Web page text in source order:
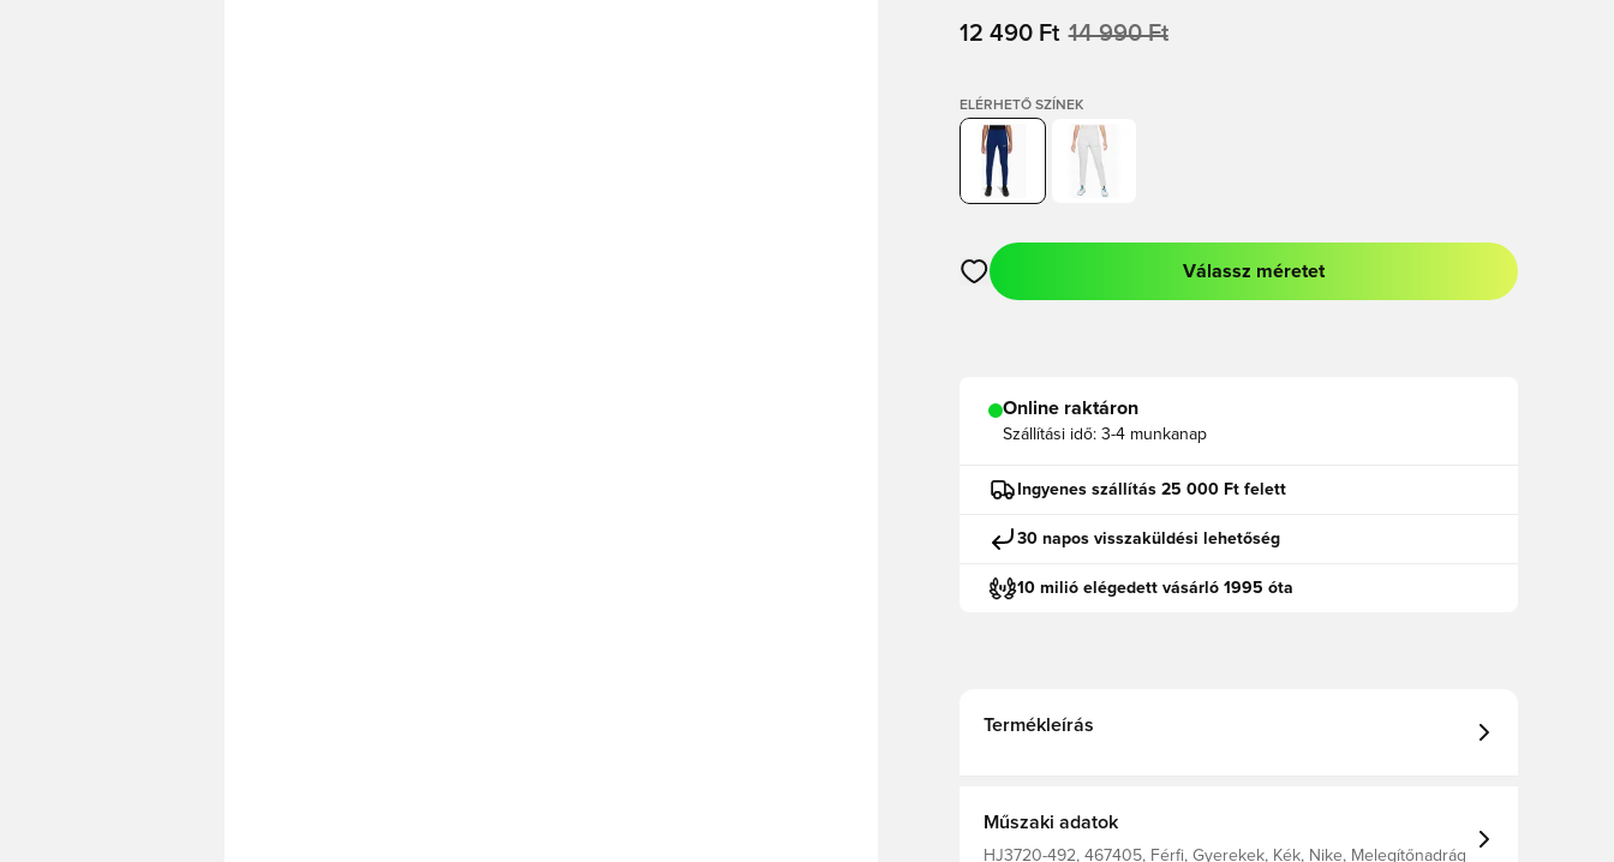
12 490 Ft 14 990 Ft
ELÉRHETŐ SZÍNEK
Megnyit egy modált a bejelentkezéshez vagy a tagként való regisztrációhoz
Válassz méretet
Online raktáron
Szállítási idő: 3-4 munkanap
Ingyenes szállítás 25 000 Ft felett
30 napos visszaküldési lehetőség
10 milió elégedett vásárló 1995 óta
Termékleírás
Műszaki adatok
HJ3720-492, 467405, Férfi, Gyerekek, Kék, Nike, Melegítőnadrág